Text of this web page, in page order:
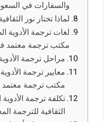
والسفارات في
لماذا تختار نور
لغات ترجمة الأدوية
مكتب ترجمة معتمد
مراحل ترجمة
معايير ترجمة
مكتب ترجمة معتمد
تكلفة ترجمة
الثقافية للترجمة